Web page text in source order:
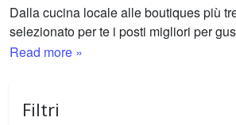
Dalla cucina locale alle boutiques più
selezionato per te i posti migliori per
shopping nella città. La tua guida ai
Abbiamo selezionato per te i migliori
osterie, pizzerie, pasticcerie, gelaterie e
Read more »
Filtri